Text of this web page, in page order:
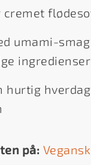
umami-
ingredienser
hurtig
på: